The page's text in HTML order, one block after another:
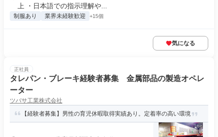
上 ・日本語での指示理解や...
制服あり 業界未経験歓迎 +15個
気になる
正社員
タレパン・ブレーキ経験者募集 金属部品の製造オペレ
ーター
ツバサ工業株式会社
【経験者募集】男性の育児休暇取得実績あり。定着率の高い環境